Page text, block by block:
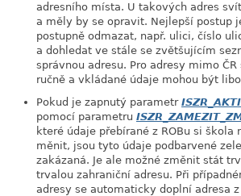
adresního místa. U takových adres
a měly by se opravit. Nejlepší postup
postupně odmazat, např. ulici, číslo
a dohledat ve stále se zvětšujícím
správnou adresu. Pro adresy mimo
ručně a vkládané údaje mohou být
Pokud je zapnutý parametr
pomocí parametru
které údaje přebírané z ROBu si škola
měnit, jsou tyto údaje podbarvené
zakázaná. Je ale možné změnit stát
trvalou zahraniční adresu. Při
adresy se automaticky doplní adresa z